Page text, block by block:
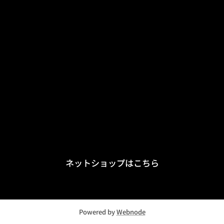
ネットショップはこちら
Powered byWebnode